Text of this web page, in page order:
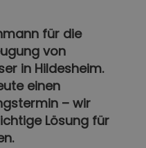
für die
von
in Hildesheim.
einen
– wir
Lösung für